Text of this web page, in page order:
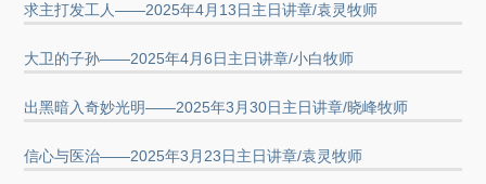
求主打发工人——2025年4月13日主日讲章/袁灵牧师
大卫的子孙——2025年4月6日主日讲章/小白牧师
出黑暗入奇妙光明——2025年3月30日主日讲章/晓峰牧师
信心与医治——2025年3月23日主日讲章/袁灵牧师